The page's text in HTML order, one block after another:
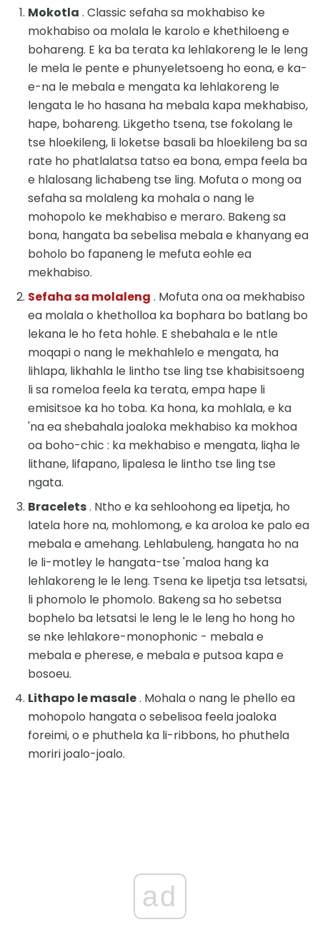
Mokotla . Classic sefaha sa mokhabiso ke
mokhabiso oa molala le karolo e khethiloeng e
bohareng. E ka ba terata ka lehlakoreng le le leng
le mela le pente e phunyeletsoeng ho eona, e ka-
e-na le mebala e mengata ka lehlakoreng le
lengata le ho hasana ha mebala kapa mekhabiso,
hape, bohareng. Likgetho tsena, tse fokolang le
tse hloekileng, li loketse basali ba hloekileng ba sa
rate ho phatlalatsa tatso ea bona, empa feela ba
e hlalosang lichabeng tse ling. Mofuta o mong oa
sefaha sa molaleng ka mohala o nang le
mohopolo ke mekhabiso e meraro. Bakeng sa
bona, hangata ba sebelisa mebala e khanyang ea
boholo bo fapaneng le mefuta eohle ea
mekhabiso.
Sefaha sa molaleng . Mofuta ona oa mekhabiso
ea molala o khetholloa ka bophara bo batlang bo
lekana le ho feta hohle. E shebahala e le ntle
moqapi o nang le mekhahlelo e mengata, ha
lihlapa, likhahla le lintho tse ling tse khabisitsoeng
li sa romeloa feela ka terata, empa hape li
emisitsoe ka ho toba. Ka hona, ka mohlala, e ka
'na ea shebahala joaloka mekhabiso ka mokhoa
oa boho-chic : ka mekhabiso e mengata, liqha le
lithane, lifapano, lipalesa le lintho tse ling tse
ngata.
Bracelets. Ntho e ka sehloohong ea lipetja, ho
latela hore na, mohlomong, e ka aroloa ke palo ea
mebala e amehang. Lehlabuleng, hangata ho na
le li-motley le hangata-tse 'maloa hang ka
lehlakoreng le le leng. Tsena ke lipetja tsa letsatsi,
li phomolo le phomolo. Bakeng sa ho sebetsa
bophelo ba letsatsi le leng le le leng ho hong ho
se nke lehlakore-monophonic - mebala e
mebala e pherese, e mebala e putsoa kapa e
bosoeu.
Lithapo le masale. Mohala o nang le phello ea
mohopolo hangata o sebelisoa feela joaloka
foreimi, o e phuthela ka li-ribbons, ho phuthela
moriri joalo-joalo.
ad